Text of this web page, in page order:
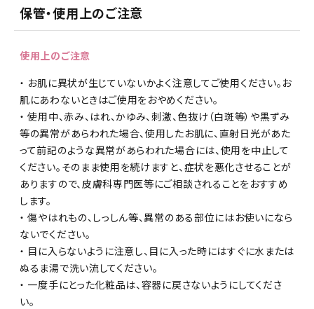
保管・使用上のご注意
使用上のご注意
・ お肌に異状が生じていないかよく注意してご使用ください。お
肌にあわないときはご使用をおやめください。
・ 使用中、赤み、はれ、かゆみ、刺激、色抜け（白斑等）や黒ずみ
等の異常があらわれた場合、使用したお肌に、直射日光があた
って前記のような異常があらわれた場合には、使用を中止して
ください。そのまま使用を続けますと、症状を悪化させることが
ありますので、皮膚科専門医等にご相談されることをおすすめ
します。
・ 傷やはれもの、しっしん等、異常のある部位にはお使いになら
ないでください。
・ 目に入らないように注意し、目に入った時にはすぐに水または
ぬるま湯で洗い流してください。
・ 一度手にとった化粧品は、容器に戻さないようにしてくださ
い。